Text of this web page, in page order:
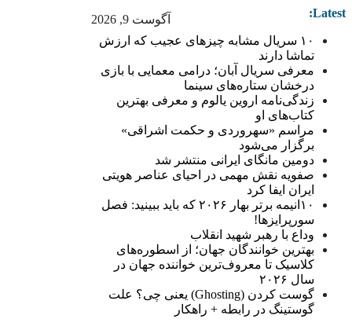
آگوست 9, 2026 Latest:
۱۰ سریال مشابه چیزهای عجیب که ارزش
تماشا دارند
معرفی سریال آبان؛ درامی معمایی با بازی
درخشان ستاره‌های سینما
زندگی‌نامه اروین یالوم و معرفی بهترین
کتاب‌های او
مراسم «سهروردی و حکمت اشراقی»
برگزار می‌شود
دومین مانگای ایرانی منتشر شد
صفویه نقش مهمی در احیای عناصر هویتی
ایران ایفا کرد
۱۰انیمه برتر بهار ۲۰۲۶ که باید ببینید: فصل
سورپرایزها!
وداع با رهبر شهید انقلاب
بهترین خوانندگان جهان؛ از اسطوره‌های
کلاسیک تا معروف‌ترین خواننده جهان در
سال ۲۰۲۶
گوست کردن (Ghosting) یعنی چی؟ علت
گوستینگ در رابطه + راهکار